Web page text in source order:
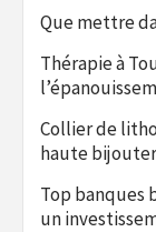
Que mettre
Thérapie à
Collier de
haute
Top banques
un